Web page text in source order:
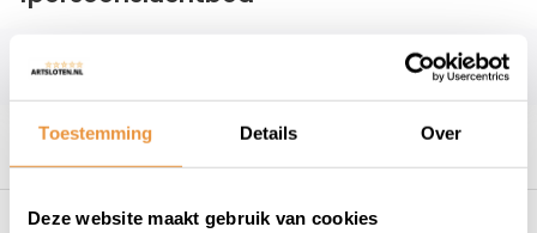
Toestemming Details Over
Deze website maakt gebruik van cookies
Filters
voor uw tweewieler Snelle levering